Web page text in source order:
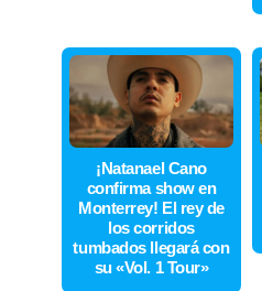
¡Natanael Cano
confirma show en
Monterrey! El rey de
los corridos
tumbados llegará con
su «Vol. 1 Tour»